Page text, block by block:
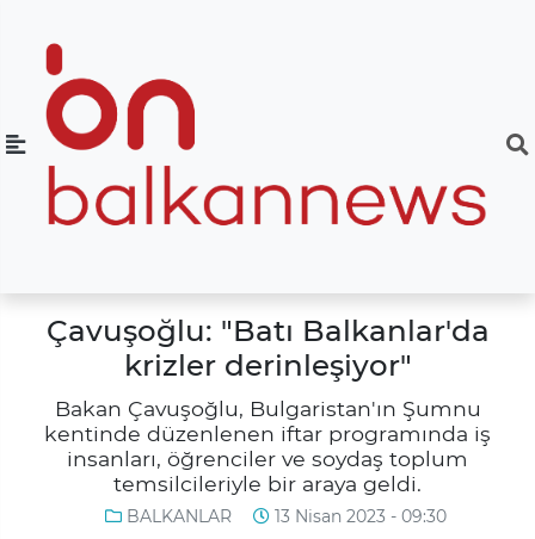
Çavuşoğlu: "Batı Balkanlar'da
krizler derinleşiyor"
Bakan Çavuşoğlu, Bulgaristan'ın Şumnu
kentinde düzenlenen iftar programında iş
insanları, öğrenciler ve soydaş toplum
temsilcileriyle bir araya geldi.
BALKANLAR 13 Nisan 2023 - 09:30